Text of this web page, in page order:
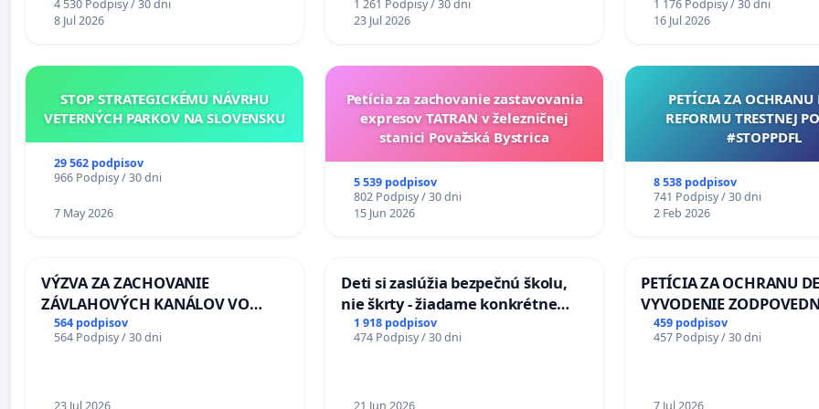
stanici Púchov
4 530 Podpisy / 30 dni
8 Jul 2026
1 261 Podpisy / 30 dni
23 Jul 2026
chrbticu?
1 176 Podpisy / 30 dni
16 Jul 2026
STOP STRATEGICKÉMU NÁVRHU
VETERNÝCH PARKOV NA SLOVENSKU
29 562 podpisov
966 Podpisy / 30 dni
7 May 2026
Petícia za zachovanie zastavovania
expresov TATRAN v železničnej
stanici Považská Bystrica
5 539 podpisov
802 Podpisy / 30 dni
15 Jun 2026
PETÍCIA ZA OCHRANU
REFORMU TRESTNEJ
#STOPPDFL
8 538 podpisov
741 Podpisy / 30 dni
2 Feb 2026
VÝZVA ZA ZACHOVANIE
ZÁVLAHOVÝCH KANÁLOV VO
VÝLUČNOM VLASTNÍCTVE A POD
KONTROLOU SLOVENSKEJ
564 podpisov
564 Podpisy / 30 dni
23 Jul 2026
Deti si zaslúžia bezpečnú školu,
nie škrty - žiadame konkrétne
opatrenia na zlepšenie situácie v
školstve
1 918 podpisov
474 Podpisy / 30 dni
21 Jun 2026
PETÍCIA ZA OCHRANU
VYVODENIE
DLHOROČNÚ NEČINNOSŤ A
ZLYHANIE ŠTÁTU
459 podpisov
457 Podpisy / 30 dni
7 Jul 2026